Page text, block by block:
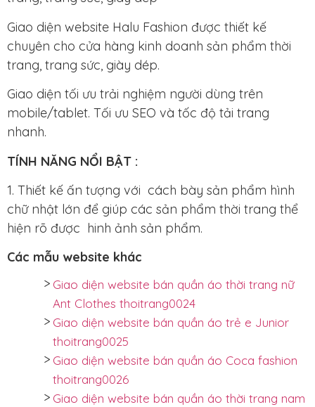
Giao diện website Halu Fashion được thiết kế
chuyên cho cửa hàng kinh doanh sản phẩm thời
trang, trang sức, giày dép.
Giao diện tối ưu trải nghiệm người dùng trên
mobile/tablet. Tối ưu SEO và tốc độ tải trang
nhanh.
TÍNH NĂNG NỔI BẬT :
1. Thiết kế ấn tượng với cách bày sản phẩm hình
chữ nhật lớn để giúp các sản phẩm thời trang thể
hiện rõ được hinh ảnh sản phẩm.
Các mẫu website khác
Giao diện website bán quần áo thời trang nữ
Ant Clothes thoitrang0024
Giao diện website bán quần áo trẻ e Junior
thoitrang0025
Giao diện website bán quần áo Coca fashion
thoitrang0026
Giao diện website bán quần áo thời trang nam